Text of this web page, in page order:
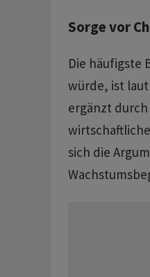
Sorge vor
Die häufigste
würde, ist laut
ergänzt
sich die